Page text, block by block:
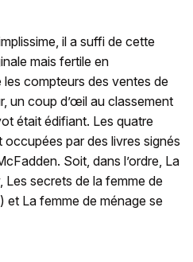
il a suffi de cette
mais fertile en
compteurs des ventes de
un coup d’œil au classement
était édifiant. Les quatre
par des livres signés
Soit, dans l’ordre, La
Les secrets de la femme de
et La femme de ménage se